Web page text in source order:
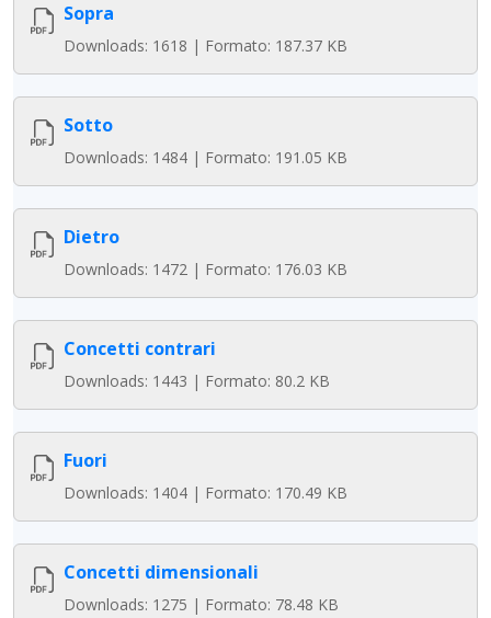
Sopra
Downloads: 1618 | Formato: 187.37 KB
Sotto
Downloads: 1484 | Formato: 191.05 KB
Dietro
Downloads: 1472 | Formato: 176.03 KB
Concetti contrari
Downloads: 1443 | Formato: 80.2 KB
Fuori
Downloads: 1404 | Formato: 170.49 KB
Concetti dimensionali
Downloads: 1275 | Formato: 78.48 KB